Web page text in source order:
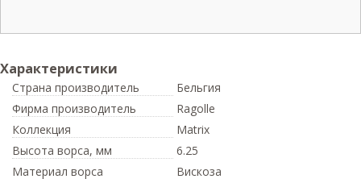
Характеристики
Страна производитель
Бельгия
Фирма производитель
Ragolle
Коллекция
Matrix
Высота ворса, мм
6.25
Материал ворса
Вискоза